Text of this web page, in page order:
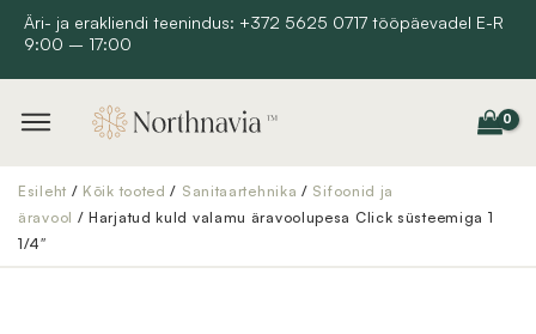
Skip
content
Äri- ja erakliendi teenindus: +372 5625 0717 tööpäevadel E-R
9:00 – 17:00
Esileht / Kõik tooted / Sanitaartehnika / Sifoonid ja
äravool / Harjatud kuld valamu äravoolupesa Click süsteemiga 1
1/4″